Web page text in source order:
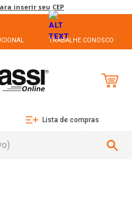
inserir seu CEP
TRABALHE CONOSCO
Lista de compras